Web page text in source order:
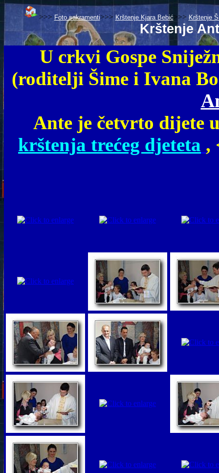
>>> Foto sakramenti>>> Krštenje Kjara Bebić>>> Krštenje
Krštenje
U crkvi Gospe
(roditelji Šime i Ivana
Ante je četvrto dijete
krštenja trećeg djeteta ,